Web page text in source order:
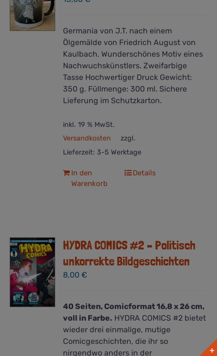
Germania von J.T. nach einem
Ölgemälde von Friedrich August von
Kaulbach. Wunderschönes Motiv eines
Nachwuchskünstlers. Zweifarbige
Tasse Hochwertiger Druck Gewicht:
350 g. Füllmenge: 300 ml. Sichere
Lieferung im Schutzkarton.
inkl. 19 % MwSt.
zzgl.
Versandkosten
Lieferzeit: 3-5 Werktage
In den
Warenkorb
Details
HYDRA COMICS #2 – Politisch
unkorrekte Bildgeschichten
8,00€
40 Seiten, Comicformat 16,8 x 26 cm,
voll in Farbe. HYDRA COMICS #2 bietet
wieder drei einmalige, mutige
Comicgeschichten, die ihr so
nirgendwo anders in der